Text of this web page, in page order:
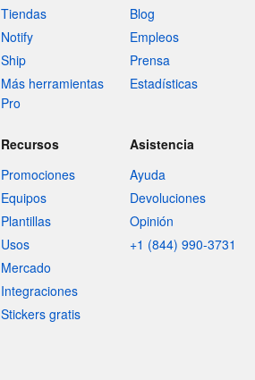
Tiendas
Notify
Ship
Más herramientas
Pro
Blog
Empleos
Prensa
Estadísticas
Recursos
Promociones
Equipos
Plantillas
Usos
Mercado
Integraciones
Stickers gratis
Asistencia
Ayuda
Devoluciones
Opinión
+1 (844) 990-3731